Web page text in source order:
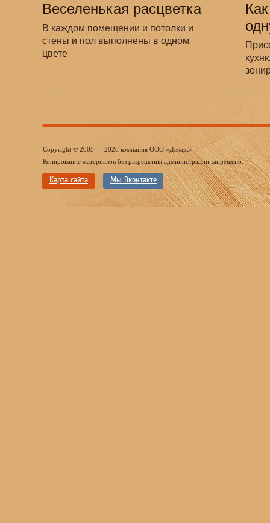
Веселенькая расцветка
В каждом помещении и потолки и
стены и пол выполнены в одном
цвете
Copyright © 2005 — 2026 компания ООО «Декада»
Копирование материалов без разрешения администрации запрещено.
Карта сайта Мы Вконтакте